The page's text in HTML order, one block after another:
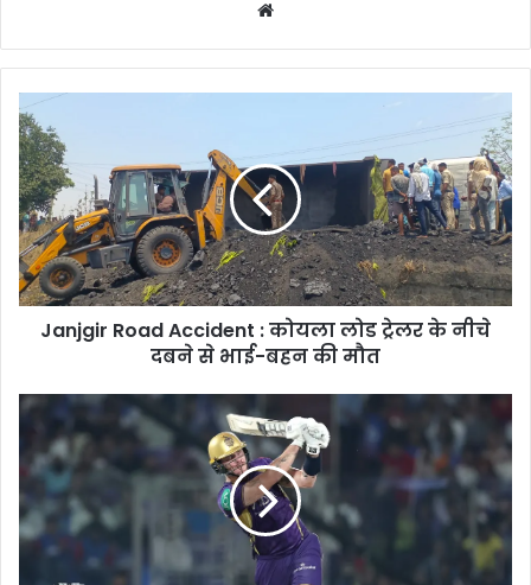
Janjgir
Road
Accident
:
कोयला
लोड
ट्रेलर
के
नीचे
बहन
मौत
Janjgir Road Accident : कोयला लोड ट्रेलर के नीचे
दबने से भाई-बहन की मौत
DC
KKR
फिन
एलन